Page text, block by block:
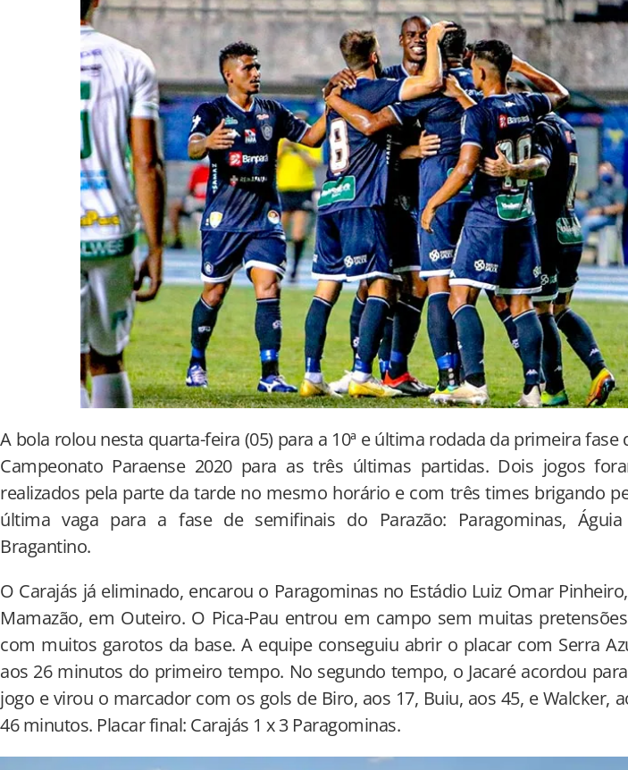
A bola rolou nesta quarta-feira (05) para a 10ª e última rodada da primeira fase
Campeonato Paraense 2020 para as três últimas partidas. Dois jogos
realizados pela parte da tarde no mesmo horário e com três times brigando
última vaga para a fase de semifinais do Parazão: Paragominas,
Bragantino.
O Carajás já eliminado, encarou o Paragominas no Estádio Luiz Omar
Mamazão, em Outeiro. O Pica-Pau entrou em campo sem muitas
com muitos garotos da base. A equipe conseguiu abrir o placar com Serra
aos 26 minutos do primeiro tempo. No segundo tempo, o Jacaré acordou
jogo e virou o marcador com os gols de Biro, aos 17, Buiu, aos 45, e Walcker,
46 minutos. Placar final: Carajás 1 x 3 Paragominas.